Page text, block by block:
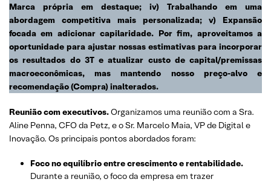
Marca própria em destaque; iv) Trabalhando em uma
abordagem competitiva mais personalizada; v) Expansão
focada em adicionar capilaridade. Por fim, aproveitamos a
oportunidade para ajustar nossas estimativas para incorporar
os resultados do 3T e atualizar custo de capital/premissas
macroeconômicas, mas mantendo nosso preço-alvo e
recomendação (Compra) inalterados.
Reunião com executivos.Organizamos uma reunião com a Sra.
Aline Penna, CFO da Petz, e o Sr. Marcelo Maia, VP de Digital e
Inovação. Os principais pontos abordados foram:
Foco no equilíbrio entre crescimento e rentabilidade.
Durante a reunião, o foco da empresa em trazer